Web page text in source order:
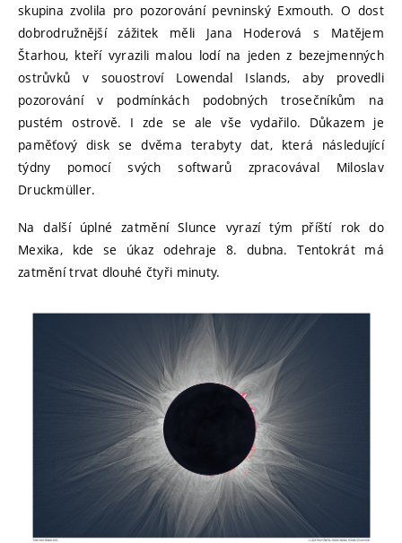
skupina zvolila pro pozorování pevninský Exmouth. O dost
dobrodružnější zážitek měli Jana Hoderová s Matějem
Štarhou, kteří vyrazili malou lodí na jeden z bezejmenných
ostrůvků v souostroví Lowendal Islands, aby provedli
pozorování v podmínkách podobných trosečníkům na
pustém ostrově. I zde se ale vše vydařilo. Důkazem je
paměťový disk se dvěma terabyty dat, která následující
týdny pomocí svých softwarů zpracovával Miloslav
Druckmüller.
Na další úplné zatmění Slunce vyrazí tým příští rok do
Mexika, kde se úkaz odehraje 8. dubna. Tentokrát má
zatmění trvat dlouhé čtyři minuty.